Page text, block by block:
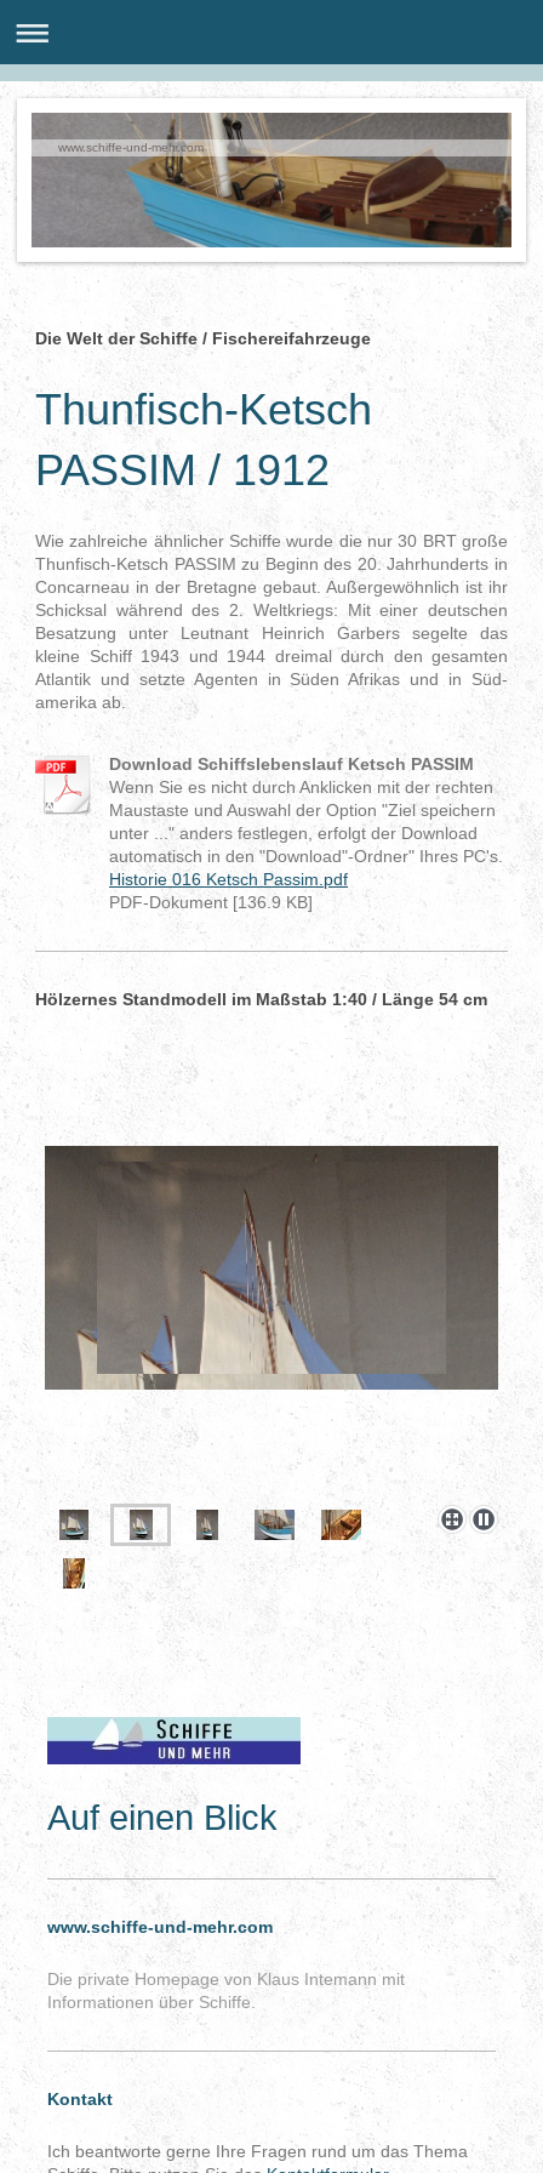
www.schiffe-und-mehr.com
Die Welt der Schiffe / Fischereifahrzeuge
Thunfisch-Ketsch
PASSIM / 1912
Wie zahlreiche ähnlicher Schiffe wurde die nur 30 BRT große
Thunfisch-Ketsch PASSIM zu Beginn des 20. Jahrhunderts in
Concarneau in der Bre­tagne gebaut. Außergewöhn­lich ist ihr
Schick­sal während des 2. Weltkriegs: Mit einer deut­schen
Besatzung unter Leut­nant Heinrich Garbers segelte das
kleine Schiff 1943 und 1944 dreimal durch den gesam­ten
Atlantik und setzte Agenten in Süden Afrikas und in Süd­
amerika ab.
Download Schiffslebenslauf Ketsch PASSIM
Wenn Sie es nicht durch Anklicken mit der rechten
Maustaste und Auswahl der Option "Ziel speichern
unter ..." anders festlegen, erfolgt der Download
automatisch in den "Download"-Ordner" Ihres PC's.
Historie 016 Ketsch Passim.pdf
PDF-Dokument [136.9 KB]
Hölzernes Standmodell im Maßstab 1:40 / Länge 54 cm
Auf einen Blick
www.schiffe-und-mehr.com
Die private Homepage von Klaus Intemann mit
Informationen über Schiffe.
Kontakt
Ich beantworte gerne Ihre Fragen rund um das Thema